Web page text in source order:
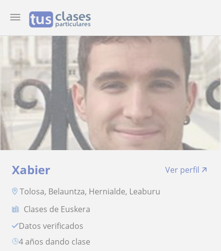
Xabier
Ver perfil
Tolosa, Belauntza, Hernialde, Leaburu
Clases de Euskera
Datos verificados
4 años dando clase